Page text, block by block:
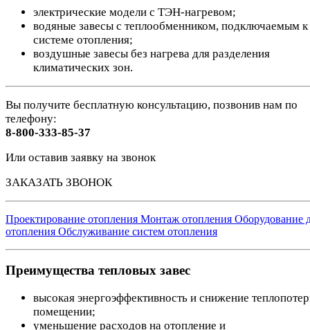
электрические модели с ТЭН-нагревом;
водяные завесы с теплообменником, подключаемым к
системе отопления;
воздушные завесы без нагрева для разделения
климатических зон.
Вы получите бесплатную консультацию, позвонив нам по
телефону:
8-800-333-85-37
Или оставив заявку на звонок
ЗАКАЗАТЬ ЗВОНОК
Проектирование отопления Монтаж отопления Оборудование
отопления Обслуживание систем отопления
Преимущества тепловых завес
высокая энергоэффективность и снижение
помещении;
уменьшение расходов на отопление и